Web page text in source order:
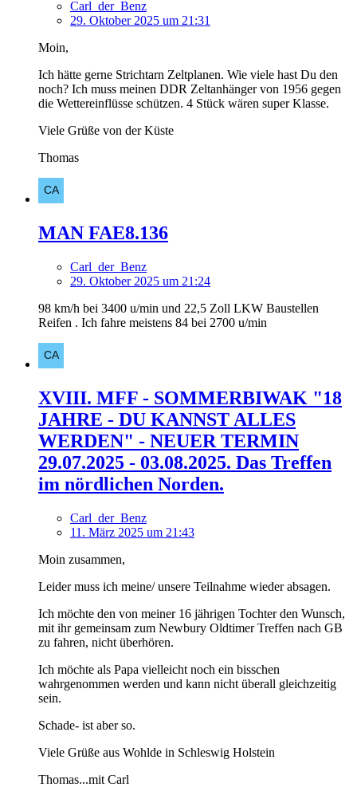
Carl_der_Benz
29. Oktober 2025 um 21:31
Moin,
Ich hätte gerne Strichtarn Zeltplanen. Wie viele hast Du den
noch? Ich muss meinen DDR Zeltanhänger von 1956 gegen
die Wettereinflüsse schützen. 4 Stück wären super Klasse.
Viele Grüße von der Küste
Thomas
MAN FAE8.136
Carl_der_Benz
29. Oktober 2025 um 21:24
98 km/h bei 3400 u/min und 22,5 Zoll LKW Baustellen
Reifen . Ich fahre meistens 84 bei 2700 u/min
XVIII. MFF - SOMMERBIWAK "18
JAHRE - DU KANNST ALLES
WERDEN" - NEUER TERMIN
29.07.2025 - 03.08.2025. Das Treffen
im nördlichen Norden.
Carl_der_Benz
11. März 2025 um 21:43
Moin zusammen,
Leider muss ich meine/ unsere Teilnahme wieder absagen.
Ich möchte den von meiner 16 jährigen Tochter den Wunsch,
mit ihr gemeinsam zum Newbury Oldtimer Treffen nach GB
zu fahren, nicht überhören.
Ich möchte als Papa vielleicht noch ein bisschen
wahrgenommen werden und kann nicht überall gleichzeitig
sein.
Schade- ist aber so.
Viele Grüße aus Wohlde in Schleswig Holstein
Thomas...mit Carl